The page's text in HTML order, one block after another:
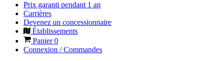
Prix garanti pendant 1 an
Carrières
Devenez un concessionnaire
Établissements
Panier0
Connexion / Commandes